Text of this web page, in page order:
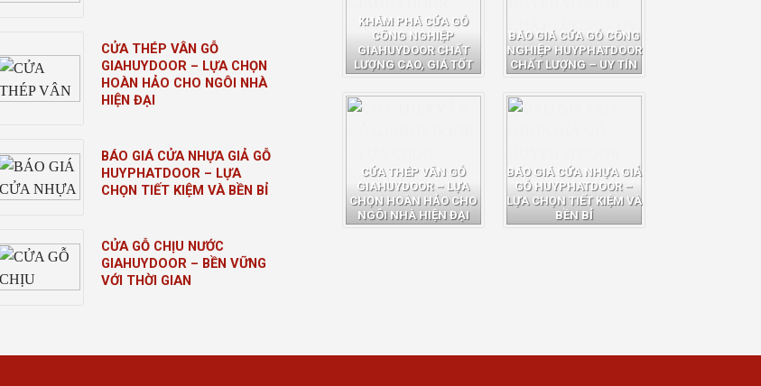
CỬA THÉP VÂN GỖ
GIAHUYDOOR – LỰA CHỌN
HOÀN HẢO CHO NGÔI NHÀ
HIỆN ĐẠI
BÁO GIÁ CỬA NHỰA GIẢ GỖ
HUYPHATDOOR – LỰA
CHỌN TIẾT KIỆM VÀ BỀN BỈ
CỬA GỖ CHỊU NƯỚC
GIAHUYDOOR – BỀN VỮNG
VỚI THỜI GIAN
KHÁM PHÁ CỬA GỖ
CÔNG NGHIỆP
GIAHUYDOOR CHẤT
LƯỢNG CAO, GIÁ TỐT
BÁO GIÁ CỬA GỖ CÔNG
NGHIỆP HUYPHATDOOR
CHẤT LƯỢNG – UY TÍN
CỬA THÉP VÂN GỖ
GIAHUYDOOR – LỰA
CHỌN HOÀN HẢO CHO
NGÔI NHÀ HIỆN ĐẠI
BÁO GIÁ CỬA NHỰA GIẢ
GỖ HUYPHATDOOR –
LỰA CHỌN TIẾT KIỆM VÀ
BỀN BỈ